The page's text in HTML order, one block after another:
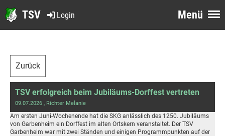
Menü
Login
TSV
Zurück
TSV erfolgreich beim Jubiläums-Dorffest vertreten
09.07.2026 , Richter Melanie
Am ersten Juni-Wochenende hat die SKG anlässlich des 1250. Jubiläums
von Garbenheim ein Dorffest im alten Ortskern veranstaltet. Der TSV
Garbenheim war mit zwei Ständen und einigen Programmpunkten auf der